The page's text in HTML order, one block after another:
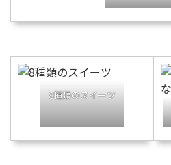
8種類のスイーツ